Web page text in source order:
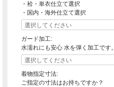
・袷・単衣仕立て選択
・国内・海外仕立て選択
ガード加工:
水濡れにも安心 水を弾く加工です。
着物指定寸法:
ご指定の寸法はお持ちですか？